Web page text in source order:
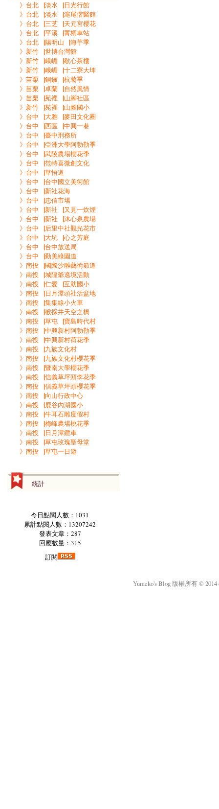
》台北▕淡水▕日光行館
》台北▕淡水▕滬尾偕醫館
》台北▕三芝▕天元宮櫻花
》台北▕平溪▕菁桐車站
》台北▕陽明山▕海芋季
》新竹▕世博台灣館
》新竹▕峨嵋▕歇心茶樓
》新竹▕峨嵋▕十二寮大埤
》苗栗▕銅鑼▕杭菊季
》苗栗▕卓蘭▕自然風情
》苗栗▕苑裡▕山腳社區
》新竹▕苑裡▕山腳國小
》台中▕大雅▕麥田文化圈
》台中▕西區▕中興一巷
》台中▕臺中刑務所
》台中▕亞洲大學阿勃勒季
》台中▕武陵農場櫻花季
》台中▕范特喜微創文化
》台中▕草悟道
》台中▕台中國立美術館
》台中▕新社花海
》台中▕忠信市場
》台中▕新社▕又見一炊煙
》台中▕新社▕沐心泉農場
》台中▕后里中社觀光花市
》台中▕大坑▕心之芳庭
》台中▕台中放送局
》台中▕勤美綠園道
》南投▕國際沙雕藝術節道
》南投▕城隍爺遶境活動
》南投▕仁愛▕互助國小
》南投▕日月潭頭社活盆地
》南投▕集集線小火車
》南投▕猴探井天空之橋
》南投▕草屯▕寶島時代村
》南投▕中興新村阿勃勒季
》南投▕中興新村荷花季
》南投▕九族文化村
》南投▕九族文化村櫻花季
》南投▕暨南大學櫻花季
》南投▕信義草坪頭李花季
》南投▕信義草坪頭櫻花季
》南投▕向山行政中心
》南投▕鹿谷內湖國小
》南投▕牛耳石雕度假村
》南投▕梅峰農場桃花季
》南投▕日月潭纜車
》南投▕草屯玫瑰聖母堂
》南投▕草屯一日遊
統計
今日點閱人數：1031
累計點閱人數：13207242
發表文章：287
回應數量：315
訂閱
Yumeko's Blog 版權所有 ©